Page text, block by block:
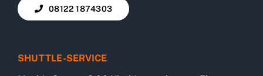
08122 1874303
SHUTTLE-SERVICE